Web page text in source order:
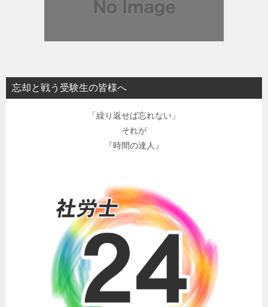
忘却と戦う受験生の皆様へ
「繰り返せば忘れない」
それが
『時間の達人』